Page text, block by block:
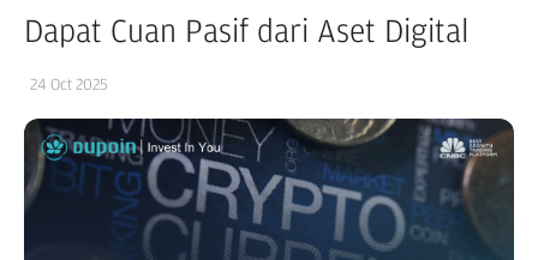
Dapat Cuan Pasif dari Aset Digital
24 Oct 2025